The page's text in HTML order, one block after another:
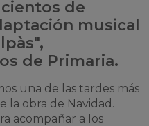
de
musical
de Primaria.
una de las tardes más
la obra de Navidad.
acompañar a los